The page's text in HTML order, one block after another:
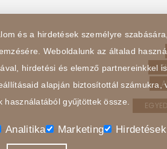
és a hirdetések személyre
Weboldalunk az általad
hirdetési és elemző partnereinkkel
alapján biztosítottál számukra,
használatából gyűjtöttek össze.
Analitika Marketing Hirdetések